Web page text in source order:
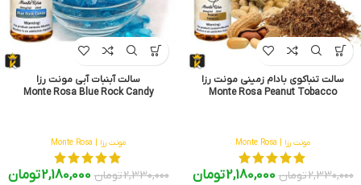
سالت تنباکوی بادام زمینی مونت رزا
Monte Rosa Peanut Tobacco
مونت رزا | Monte Rosa
2,330,000تومان 2,180,000تومان
سالت آبنبات آبی مونت رزا
Monte Rosa Blue Rock Candy
مونت رزا | Monte Rosa
2,330,000تومان 2,180,000تومان